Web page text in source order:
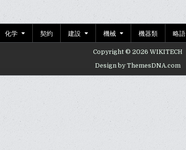
化学 契約 建設 機械 機器類 略語
Copyright © 2026 WIKITECH
Design by ThemesDNA.com